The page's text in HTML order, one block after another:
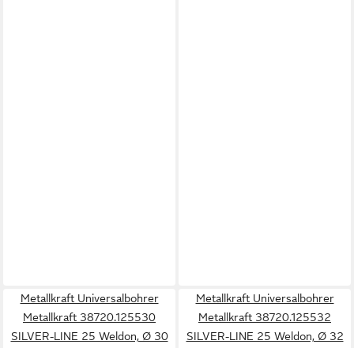
Metallkraft Universalbohrer
Metallkraft 38720.125530
SILVER-LINE 25 Weldon, Ø 30
Metallkraft Universalbohrer
Metallkraft 38720.125532
SILVER-LINE 25 Weldon, Ø 32